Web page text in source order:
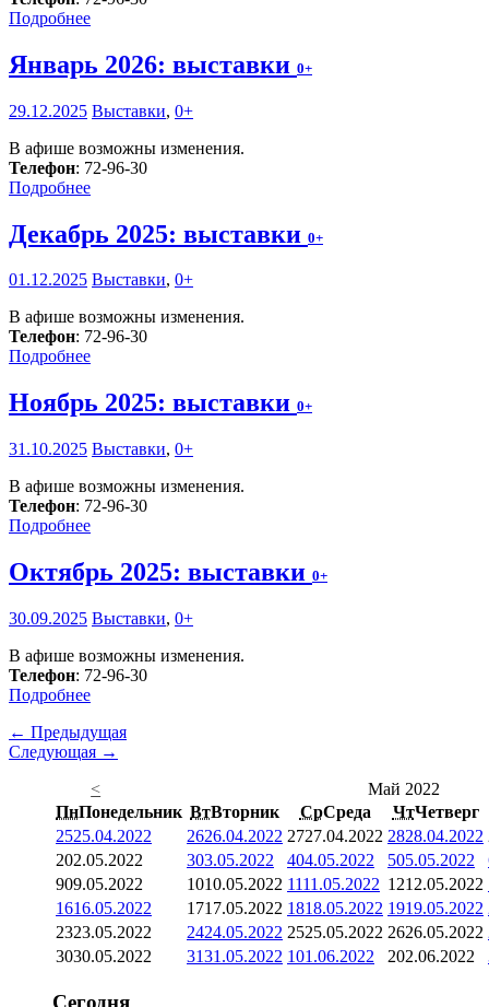
Подробнее
Январь 2026: выставки 0+
29.12.2025 Выставки, 0+
В афише возможны изменения.
Телефон: 72-96-30
Подробнее
Декабрь 2025: выставки 0+
01.12.2025 Выставки, 0+
В афише возможны изменения.
Телефон: 72-96-30
Подробнее
Ноябрь 2025: выставки 0+
31.10.2025 Выставки, 0+
В афише возможны изменения.
Телефон: 72-96-30
Подробнее
Октябрь 2025: выставки 0+
30.09.2025 Выставки, 0+
В афише возможны изменения.
Телефон: 72-96-30
Подробнее
← Предыдущая
Следующая →
<
Май 2022
ПнПонедельник ВтВторник СрСреда ЧтЧетверг
2525.04.2022 2626.04.2022 2727.04.2022 2828.04.2022
202.05.2022 303.05.2022 404.05.2022 505.05.2022
909.05.2022 1010.05.2022 1111.05.2022 1212.05.2022
1616.05.2022 1717.05.2022 1818.05.2022 1919.05.2022
2323.05.2022 2424.05.2022 2525.05.2022 2626.05.2022
3030.05.2022 3131.05.2022 101.06.2022 202.06.2022
Сегодня